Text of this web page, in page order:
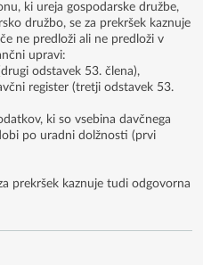
ki ureja gospodarske družbe,
družbo, se za prekršek kaznuje
ne predloži ali ne predloži v
upravi:
odstavek 53. člena),
register (tretji odstavek 53.
ki so vsebina davčnega
po uradni dolžnosti (prvi
prekršek kaznuje tudi odgovorna